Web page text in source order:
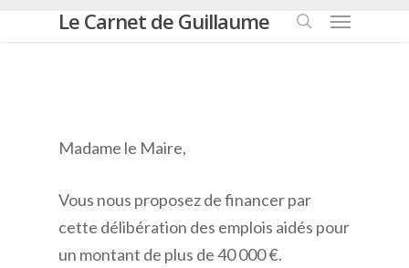
Le Carnet de Guillaume Menu
Madame le Maire,
Vous nous proposez de financer par
cette délibération des emplois aidés pour
un montant de plus de 40 000 €.